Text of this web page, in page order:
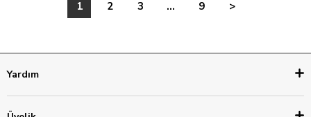
1 2 3 ... 9 >
Yardım